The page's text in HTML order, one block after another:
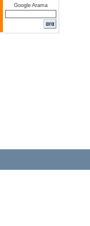
Google Arama